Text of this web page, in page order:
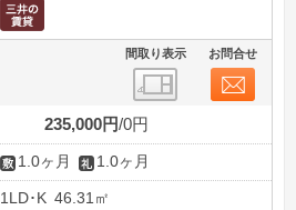
間取り表示 お問合せ
235,000円 0円
1.0ヶ月 1.0ヶ月
1LD･K 46.31㎡